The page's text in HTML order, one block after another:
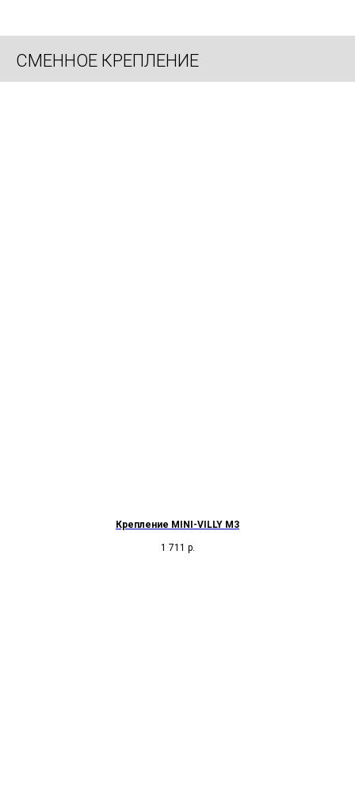
СМЕННОЕ КРЕПЛЕНИЕ
Крепление MINI-VILLY M3
1 711 р.